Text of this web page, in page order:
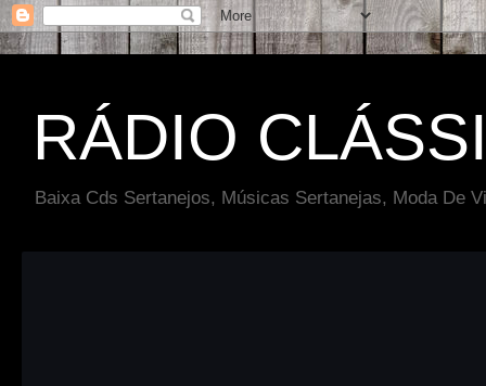
RÁDIO
Baixa Cds Sertanejos, Músicas Sertanejas, Moda De